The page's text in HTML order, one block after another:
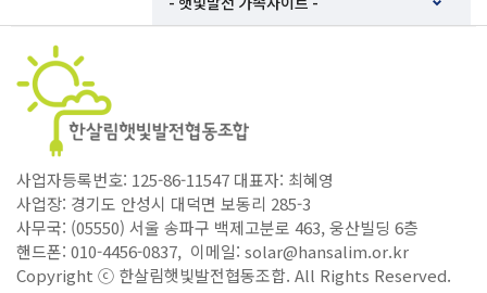
사업자등록번호: 125-86-11547 대표자: 최혜영
사업장: 경기도 안성시 대덕면 보동리 285-3
사무국: (05550) 서울 송파구 백제고분로 463, 웅산빌딩 6층
핸드폰: 010-4456-0837, 이메일: solar@hansalim.or.kr
Copyright ⓒ 한살림햇빛발전협동조합. All Rights Reserved.